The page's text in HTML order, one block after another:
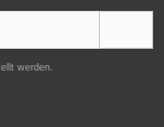
werden.